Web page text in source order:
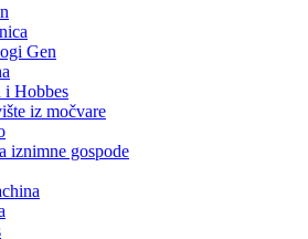
Gen
i Hobbes
iz močvare
iznimne gospode